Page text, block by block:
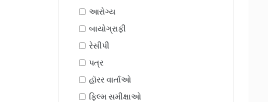
આરોગ્ય
બાયોગ્રાફી
રેસીપી
પત્ર
હૉરર વાર્તાઓ
ફિલ્મ સમીક્ષાઓ